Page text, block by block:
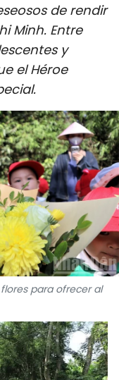
de rendir
Minh. Entre
y
el Héroe
para ofrecer al